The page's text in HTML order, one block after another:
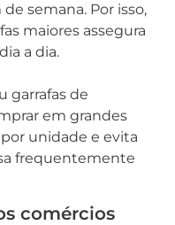
semana. Por isso,
maiores assegura
a dia.
garrafas de
em grandes
unidade e evita
frequentemente
comércios